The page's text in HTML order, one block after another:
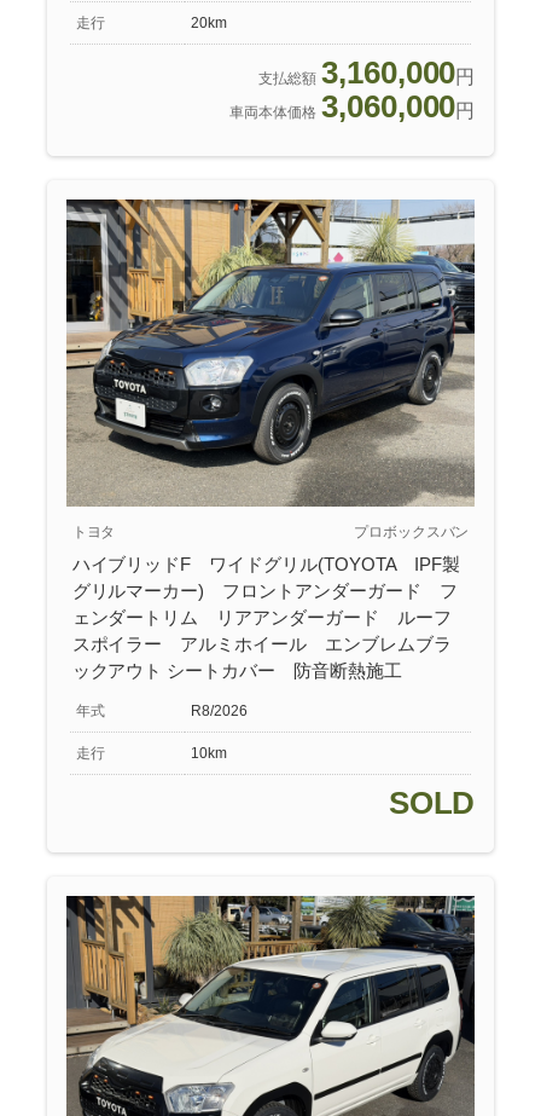
走行 20km
支払総額 3,160,000円
車両本体価格 3,060,000円
トヨタ プロボックスバン
ハイブリッドF ワイドグリル(TOYOTA IPF製
グリルマーカー) フロントアンダーガード フ
ェンダートリム リアアンダーガード ルーフ
スポイラー アルミホイール エンブレムブラ
ックアウト シートカバー 防音断熱施工
年式 R8/2026
走行 10km
SOLD